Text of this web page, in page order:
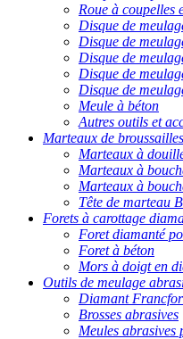
Roue à coupelles
Disque de
Disque de
Disque de
Disque de
Disque de
Meule à béton
Autres outils et
Marteaux de broussailles
Marteaux à
Marteaux à
Marteaux à
Tête de marteau
Forets à carottage
Foret diamanté
Foret à béton
Mors à doigt en
Outils de meulage
Diamant
Brosses abrasives
Meules abrasives